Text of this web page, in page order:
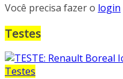
Você precisa fazer o login
Testes
Testes